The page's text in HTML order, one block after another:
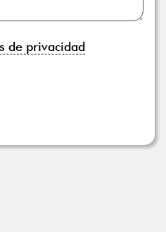
de privacidad